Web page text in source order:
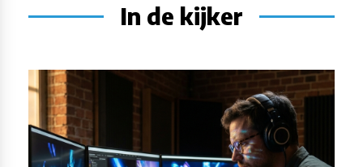
In de kijker